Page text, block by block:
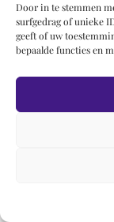
Door in te stemmen
surfgedrag of unieke
geeft of uw
bepaalde functies en